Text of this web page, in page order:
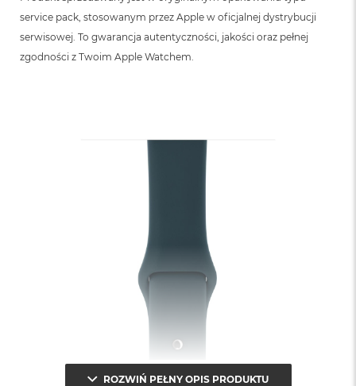
service pack, stosowanym przez Apple w oficjalnej dystrybucji
serwisowej. To gwarancja autentyczności, jakości oraz pełnej
zgodności z Twoim Apple Watchem.
ROZWIŃ PEŁNY OPIS PRODUKTU